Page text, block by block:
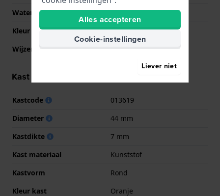
Waterdichtheid
10 Bar (zwemmen)
Kleur wijzerplaat
Oranje
Wijzer kleuren (u,m,s)
Zilver, Zilver, Oranje
Kast informatie
Kastcode
013619
Diameter
44 mm
Kastdikte
7 mm
Kast materiaal
Kunststof
Kastvorm
Rond
Kleur kast
Oranje
Alles accepteren
Cookie-instellingen
Liever niet